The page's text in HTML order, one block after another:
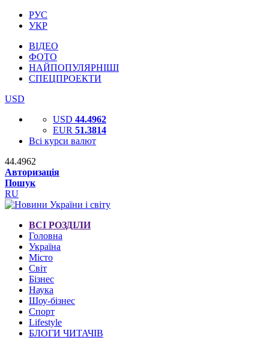
РУС
УКР
ВІДЕО
ФОТО
НАЙПОПУЛЯРНІШІ
СПЕЦПРОЕКТИ
USD
USD 44.4962
EUR 51.3814
Всі курси валют
44.4962
Авторизація
Пошук
RU
ВСІ РОЗДІЛИ
Головна
Україна
Місто
Світ
Бізнес
Наука
Шоу-бізнес
Спорт
Lifestyle
БЛОГИ ЧИТАЧІВ